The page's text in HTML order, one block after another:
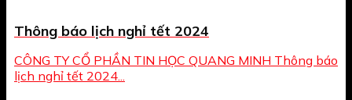
Thông báo lịch nghỉ tết 2024
CÔNG TY CỔ PHẦN TIN HỌC QUANG MINH Thông báo
lịch nghỉ tết 2024...